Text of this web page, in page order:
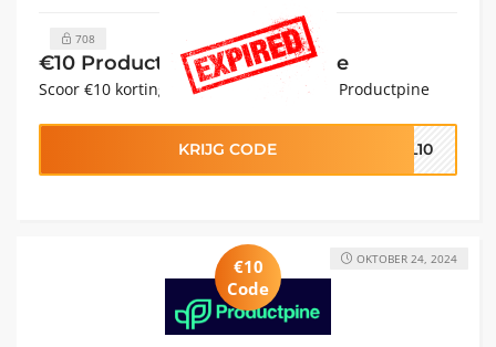
708
€10 Productpine kortingscode
Scoor €10 korting op alle producten van Productpine
KRIJG CODE AL10
€10
Code
OKTOBER 24, 2024